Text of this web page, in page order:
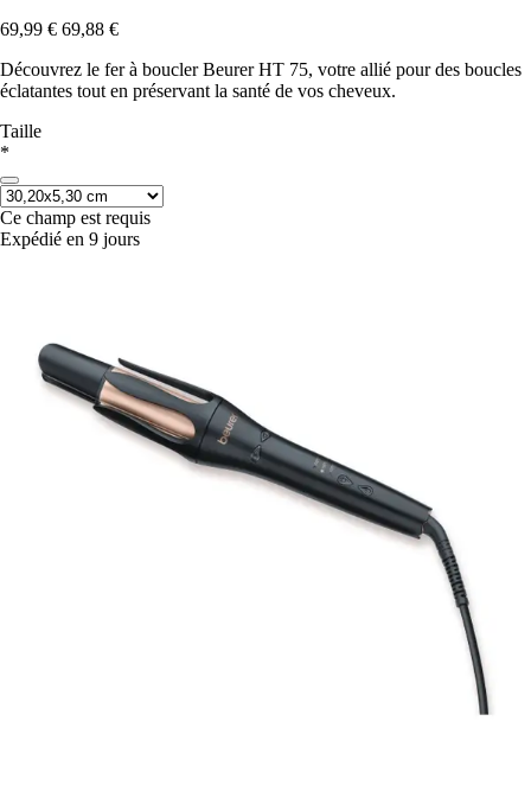
69,99 € 69,88 €
Découvrez le fer à boucler Beurer HT 75, votre allié pour des boucles
éclatantes tout en préservant la santé de vos cheveux.
Taille
*
Ce champ est requis
Expédié en 9 jours